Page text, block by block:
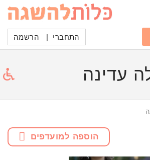
התחברי | הרשמה
עדינה
הוספה למועדפים